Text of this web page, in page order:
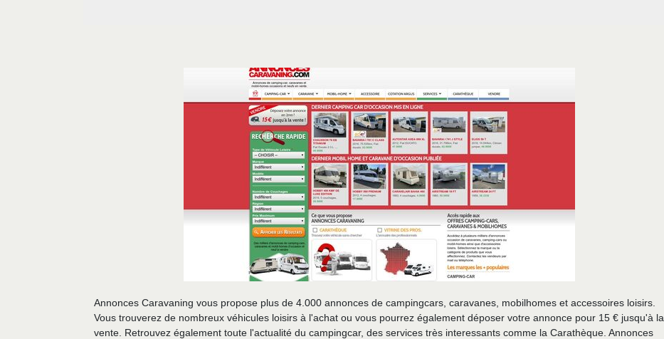
Annonces Caravaning vous propose plus de 4.000 annonces de campingcars, caravanes, mobilhomes et accessoires loisirs.
Vous trouverez de nombreux véhicules loisirs à l'achat ou vous pourrez également déposer votre annonce pour 15 € jusqu'à la
vente. Retrouvez également toute l'actualité du campingcar, des services très interessants comme la Carathèque. Annonces